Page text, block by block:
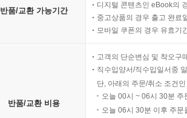
반품/교환 가능기간
디지털 콘텐츠인 eBook의
중고상품의 경우 출고 완료
모바일 쿠폰의 경우 유효기
반품/교환 비용
고객의 단순변심 및 착오구
직수입양서/직수입일서중
단, 아래의 주문/취소 조건
오늘 00시 ~ 06시 30분
오늘 06시 30분 이후 주